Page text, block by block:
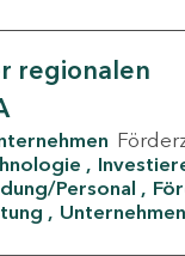
regionalen
Personal